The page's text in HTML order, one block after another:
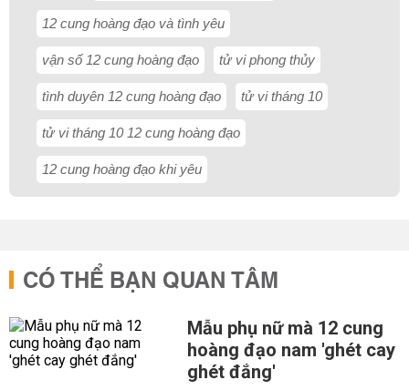
12 cung hoàng đạo và tình yêu
vận số 12 cung hoàng đạo tử vi phong thủy
tình duyên 12 cung hoàng đạo tử vi tháng 10
tử vi tháng 10 12 cung hoàng đạo
12 cung hoàng đạo khi yêu
CÓ THỂ BẠN QUAN TÂM
Mẫu phụ nữ mà 12 cung
hoàng đạo nam 'ghét cay
ghét đắng'